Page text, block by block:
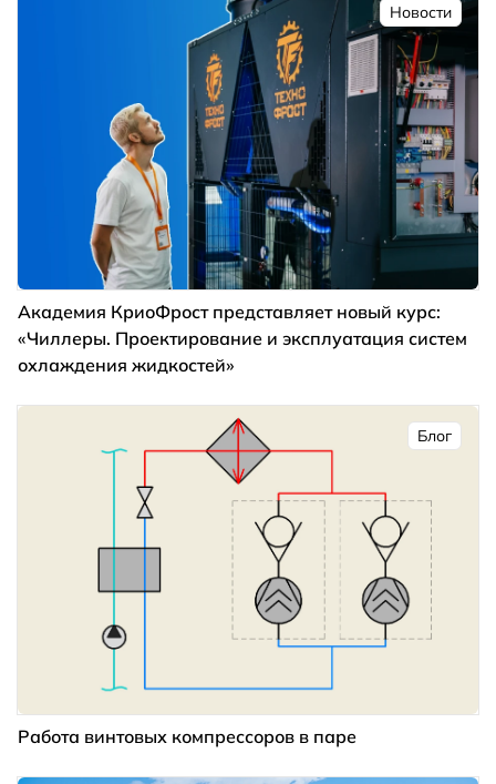
Новости
Академия КриоФрост представляет новый курс:
«Чиллеры. Проектирование и эксплуатация систем
охлаждения жидкостей»
Блог
Работа винтовых компрессоров в паре